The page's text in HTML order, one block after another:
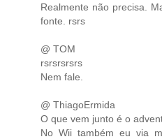
Realmente não precisa.
fonte. rsrs
@ TOM
rsrsrsrsrs
Nem fale.
@ ThiagoErmida
O que vem junto é o
No Wii também eu via